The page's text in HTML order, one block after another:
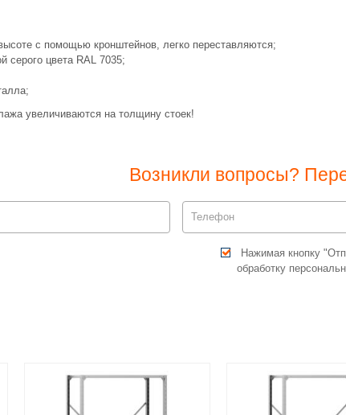
с помощью кронштейнов, легко переставляются;
серого цвета RAL 7035;
увеличиваются на толщину стоек!
Возникли вопросы?
Нажимая кнопку
обработку